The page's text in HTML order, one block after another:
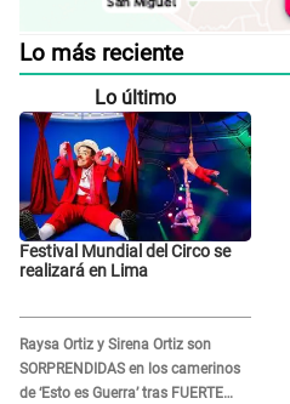
Lo más reciente
Lo último
Festival Mundial del Circo se
realizará en Lima
Raysa Ortiz y Sirena Ortiz son
SORPRENDIDAS en los camerinos
de ‘Esto es Guerra’ tras FUERTE